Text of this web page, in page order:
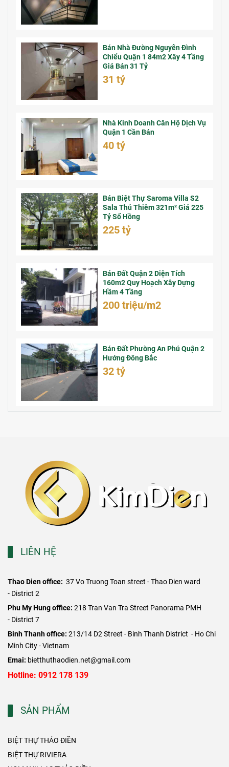
Bán Nhà Đường Nguyễn Đình
Chiểu Quận 1 84m2 Xây 4 Tầng
Giá Bán 31 Tỷ
31 tỷ
Nhà Kinh Doanh Căn Hộ Dịch Vụ
Quận 1 Cần Bán
40 tỷ
Bán Biệt Thự Saroma Villa S2
Sala Thủ Thiêm 321m² Giá 225
Tỷ Sổ Hồng
225 tỷ
Bán Đất Quận 2 Diện Tích
160m2 Quy Hoạch Xây Dựng
Hầm 4 Tầng
200 triệu/m2
Bán Đất Phường An Phú Quận 2
Hướng Đông Bắc
32 tỷ
LIÊN HỆ
Thao Dien office: 37 Vo Truong Toan street - Thao Dien ward
- District 2
​Phu My Hung office: 218 Tran Van Tra Street Panorama PMH
- District 7
Binh Thanh office: 213/14 D2 Street - Binh Thanh District - Ho Chi
Minh City - Vietnam
Emai: bietthuthaodien.net@gmail.com
Hotline: 0912 178 139
SẢN PHẨM
BIỆT THỰ THẢO ĐIỀN
BIỆT THỰ RIVIERA